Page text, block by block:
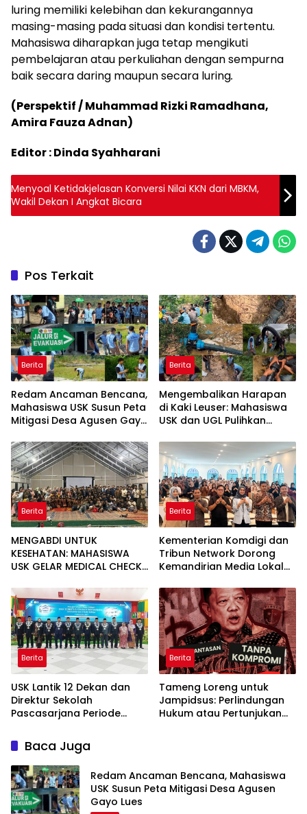
luring memiliki kelebihan dan kekurangannya
masing-masing pada situasi dan kondisi tertentu.
Mahasiswa diharapkan juga tetap mengikuti
pembelajaran atau perkuliahan dengan sempurna
baik secara daring maupun secara luring.
(Perspektif / Muhammad Rizki Ramadhana,
Amira Fauza Adnan)
Editor : Dinda Syahharani
Menyoal Ketidakjelasan Konversi Nilai KKN dari MBKM,
Wakil Dekan I Angkat Bicara
Pos Terkait
Berita
Redam Ancaman Bencana,
Mahasiswa USK Susun Peta
Mitigasi Desa Agusen Gayo
Berita
Mengembalikan Harapan
di Kaki Leuser: Mahasiswa
USK dan UGL Pulihkan
Agusen
Berita
MENGABDI UNTUK
KESEHATAN: MAHASISWA
USK GELAR MEDICAL CHECK
DESA AGUSEN
Berita
Kementerian Komdigi dan
Tribun Network Dorong
Kemandirian Media Lokal
Aceh
Berita
USK Lantik 12 Dekan dan
Direktur Sekolah
Pascasarjana Periode
Berita
Tameng Loreng untuk
Jampidsus: Perlindungan
Hukum atau Pertunjukan
Baca Juga
Redam Ancaman Bencana, Mahasiswa
USK Susun Peta Mitigasi Desa Agusen
Gayo Lues